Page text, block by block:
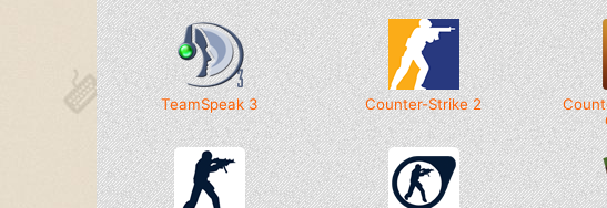
TeamSpeak 3 Counter-Strike 2